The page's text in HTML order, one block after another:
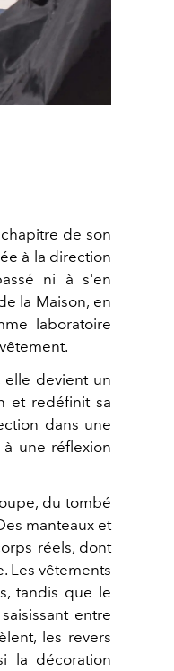
de son
à la direction
ni à s'en
la Maison, en
laboratoire
elle devient un
et redéfinit sa
dans une
une réflexion
du tombé
manteaux et
réels, dont
Les vêtements
tandis que le
entre
les revers
la décoration